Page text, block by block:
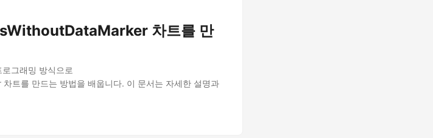
차트를 만
그래밍 방식으로
트를 만드는 방법을 배웁니다. 이 문서는 자세한 설명과